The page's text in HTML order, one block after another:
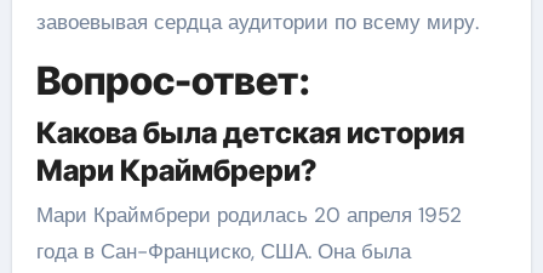
завоевывая сердца аудитории по всему миру.
Вопрос-ответ:
Какова была детская история
Мари Краймбрери?
Мари Краймбрери родилась 20 апреля 1952
года в Сан-Франциско, США. Она была